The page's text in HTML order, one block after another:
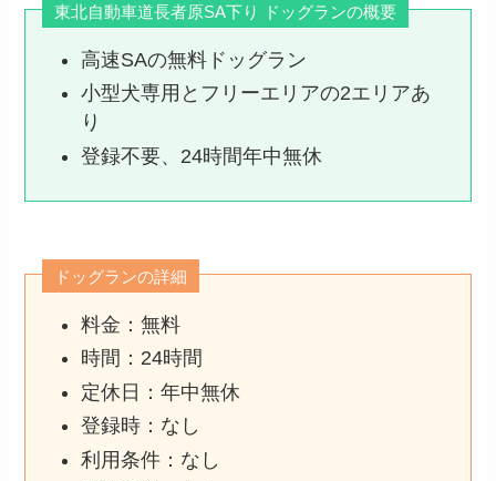
東北自動車道長者原SA下り ドッグランの概要
高速SAの無料ドッグラン
小型犬専用とフリーエリアの2エリアあ
り
登録不要、24時間年中無休
ドッグランの詳細
料金：無料
時間：24時間
定休日：年中無休
登録時：なし
利用条件：なし